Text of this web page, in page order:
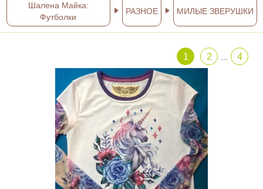
shalena@mayka.dp.ua
г.Днепр, ул. Ярослава Мудрого, 68
Посмотреть на карте
Отправка по Украине каждый
день
КАК КУПИТЬ
КАК НАС НАЙТИ
ПОЛНАЯ ВЕРСИЯ САЙТА
Шалена Майка:
Футболки
РАЗНОЕ МИЛЫЕ ЗВЕРУШКИ
1 2 4